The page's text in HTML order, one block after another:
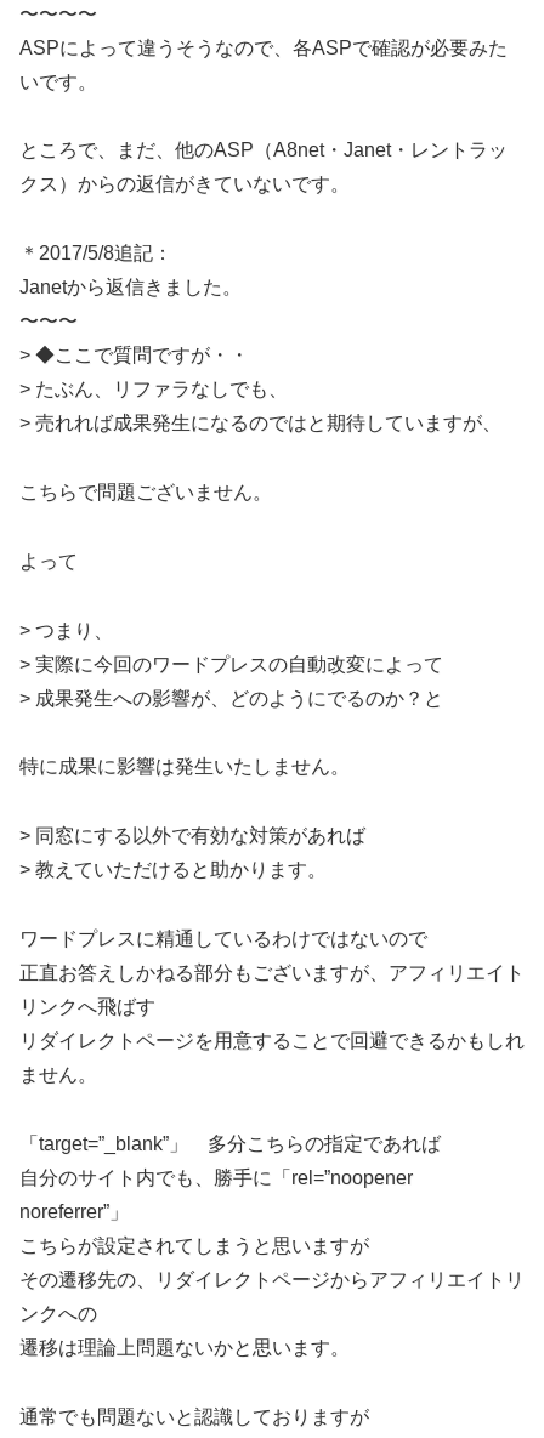
〜〜〜〜
ASPによって違うそうなので、各ASPで確認が必要みた
いです。
ところで、まだ、他のASP（A8net・Janet・レントラッ
クス）からの返信がきていないです。
＊2017/5/8追記：
Janetから返信きました。
〜〜〜
> ◆ここで質問ですが・・
> たぶん、リファラなしでも、
> 売れれば成果発生になるのではと期待していますが、
こちらで問題ございません。
よって
> つまり、
> 実際に今回のワードプレスの自動改変によって
> 成果発生への影響が、どのようにでるのか？と
特に成果に影響は発生いたしません。
> 同窓にする以外で有効な対策があれば
> 教えていただけると助かります。
ワードプレスに精通しているわけではないので
正直お答えしかねる部分もございますが、アフィリエイト
リンクへ飛ばす
リダイレクトページを用意することで回避できるかもしれ
ません。
「target=”_blank”」 多分こちらの指定であれば
自分のサイト内でも、勝手に「rel=”noopener
noreferrer”」
こちらが設定されてしまうと思いますが
その遷移先の、リダイレクトページからアフィリエイトリ
ンクへの
遷移は理論上問題ないかと思います。
通常でも問題ないと認識しておりますが